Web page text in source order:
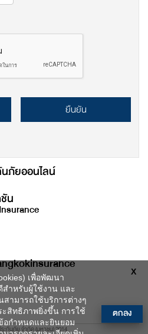
ยืนยัน
ภัยออนไลน์
น
X
เพื่อพัฒนา
สำหรับผู้ใช้งาน และ
ามารถใช้บริการต่างๆ
ะสิทธิภาพยิ่งขึ้น การใช้
อกำหนดและยินยอม
ตกลง
ะกันภัย จำกัด (มหาชน) 2014